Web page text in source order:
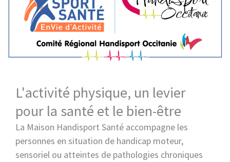
L'activité physique, un levier
pour la santé et le bien-être
La Maison Handisport Santé accompagne les
personnes en situation de handicap moteur,
sensoriel ou atteintes de pathologies chroniques